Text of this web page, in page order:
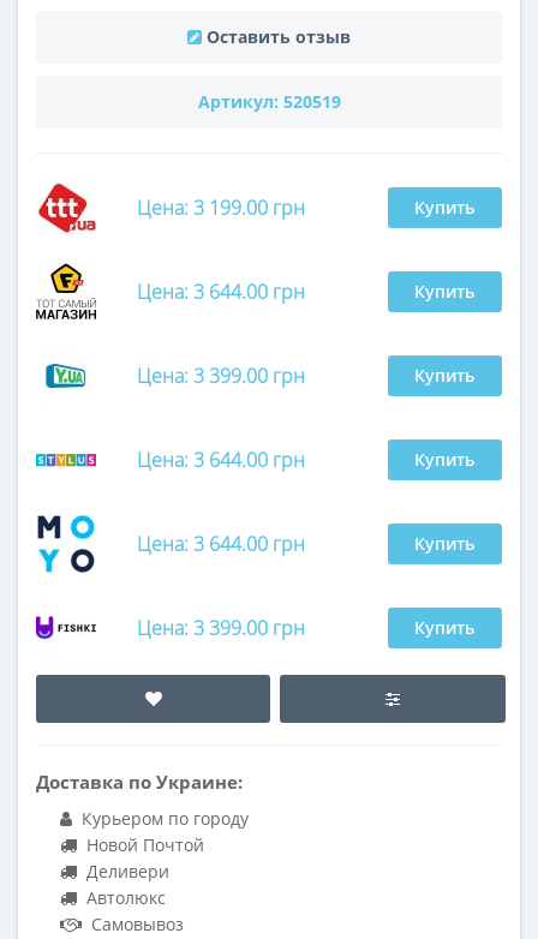
Оставить отзыв
Артикул: 520519
Цена: 3 199.00 грн Купить
Цена: 3 644.00 грн Купить
Цена: 3 399.00 грн Купить
Цена: 3 644.00 грн Купить
Цена: 3 644.00 грн Купить
Цена: 3 399.00 грн Купить
Доставка по Украине:
Курьером по городу
Новой Почтой
Деливери
Автолюкс
Самовывоз